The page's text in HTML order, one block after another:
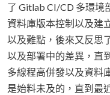
了 Gitlab CI/CD 多環境
資料庫版本控制以及建
以及難點，後來又反思
以及部署中的差異，直
多線程高併發以及資料
是始料未及的，直到最